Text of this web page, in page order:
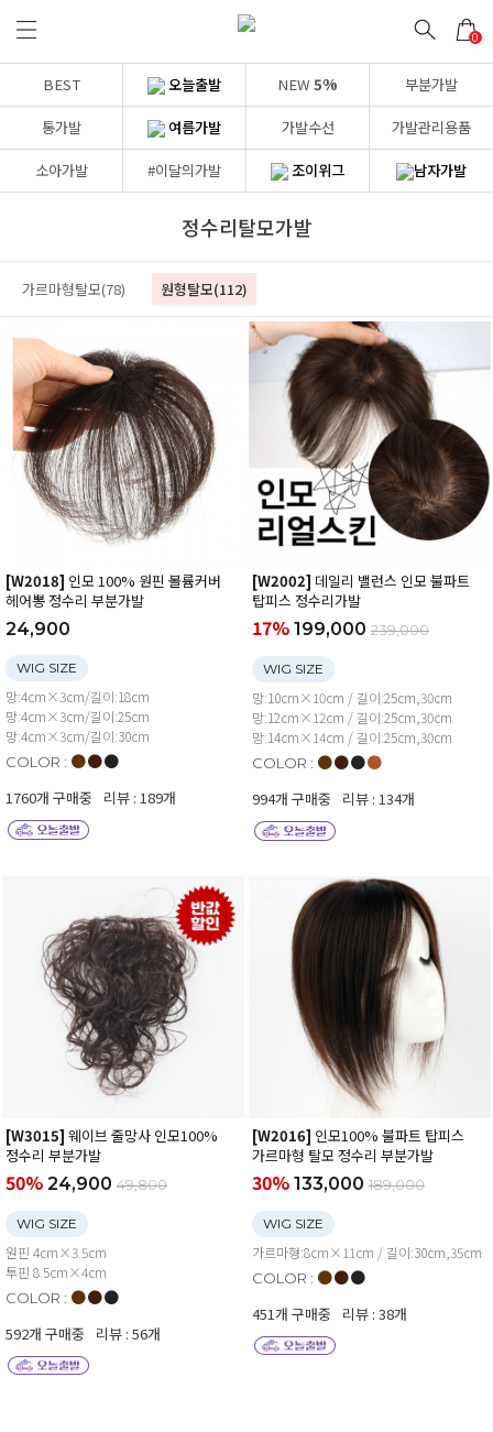
0
BEST 오늘출발 NEW 5% 부분가발
통가발 여름가발 가발수선 가발관리용품
소아가발 #이달의가발 조이위그 남자가발
정수리탈모가발
가르마형탈모(78) 원형탈모(112)
[W2018] 인모 100% 원핀 볼륨커버
헤어뽕 정수리 부분가발
24,900
WIG SIZE
망:4cm×3cm/길이:18cm
망:4cm×3cm/길이:25cm
망:4cm×3cm/길이:30cm
COLOR : ● ● ●
1760개 구매중 리뷰 : 189개
[W2002] 데일리 밸런스 인모 불파트
탑피스 정수리가발
17% 199,000 239,000
WIG SIZE
망:10cm×10cm / 길이:25cm,30cm
망:12cm×12cm / 길이:25cm,30cm
망:14cm×14cm / 길이:25cm,30cm
COLOR : ● ● ● ●
994개 구매중 리뷰 : 134개
[W3015] 웨이브 줄망사 인모100%
정수리 부분가발
50% 24,900 49,800
WIG SIZE
원핀 4cm×3.5cm
투핀 8.5cm×4cm
COLOR : ● ● ●
592개 구매중 리뷰 : 56개
[W2016] 인모100% 불파트 탑피스
가르마형 탈모 정수리 부분가발
30% 133,000 189,000
WIG SIZE
가르마형:8cm×11cm / 길이:30cm,35cm
COLOR : ● ● ●
451개 구매중 리뷰 : 38개